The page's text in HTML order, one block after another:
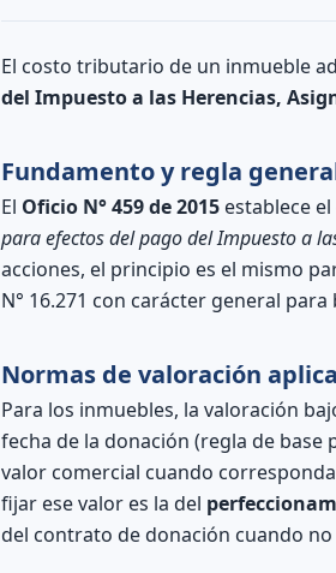
El costo tributario de un inmueble
del Impuesto a las Herencias,
Fundamento y regla
El Oficio N° 459 de 2015 establece
para efectos del pago del Impuesto a
acciones, el principio es el mismo
N° 16.271 con carácter general
Normas de valoración
Para los inmuebles, la valoración
fecha de la donación (regla de base
valor comercial cuando
fijar ese valor es la del
del contrato de donación cuando